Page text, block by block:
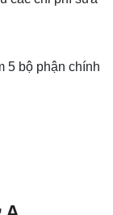
5 bộ phận chính